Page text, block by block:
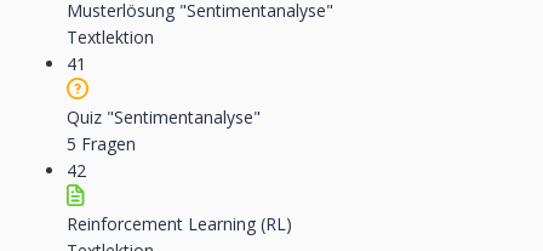
Musterlösung "Sentimentanalyse"
Textlektion
41
Quiz "Sentimentanalyse"
5 Fragen
42
Reinforcement Learning (RL)